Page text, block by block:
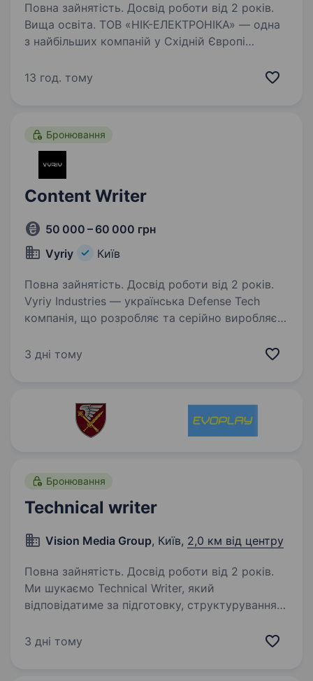
Повна зайнятість. Досвід роботи від 2 років.
Вища освіта. ТОВ «НІК-ЕЛЕКТРОНІКА» — одна
з найбільших компаній у Східній Європі
вимірювальних приладів, систем
13 год. тому
Бронювання
Content Writer
50 000 – 60 000 грн
Vyriy
Київ
Повна зайнятість. Досвід роботи від 2 років.
Vyriy Industries — українська Defense Tech
компанія, що розробляє та серійно виробляє
бойових умовах для понад 200 підрозділів Сил
3 дні тому
Бронювання
Technical writer
Vision Media Group, Київ, 2,0 км від центру
Повна зайнятість. Досвід роботи від 2 років.
Ми шукаємо Technical Writer, який
відповідатиме за підготовку, структурування
та нормативної документації для програмних
3 дні тому